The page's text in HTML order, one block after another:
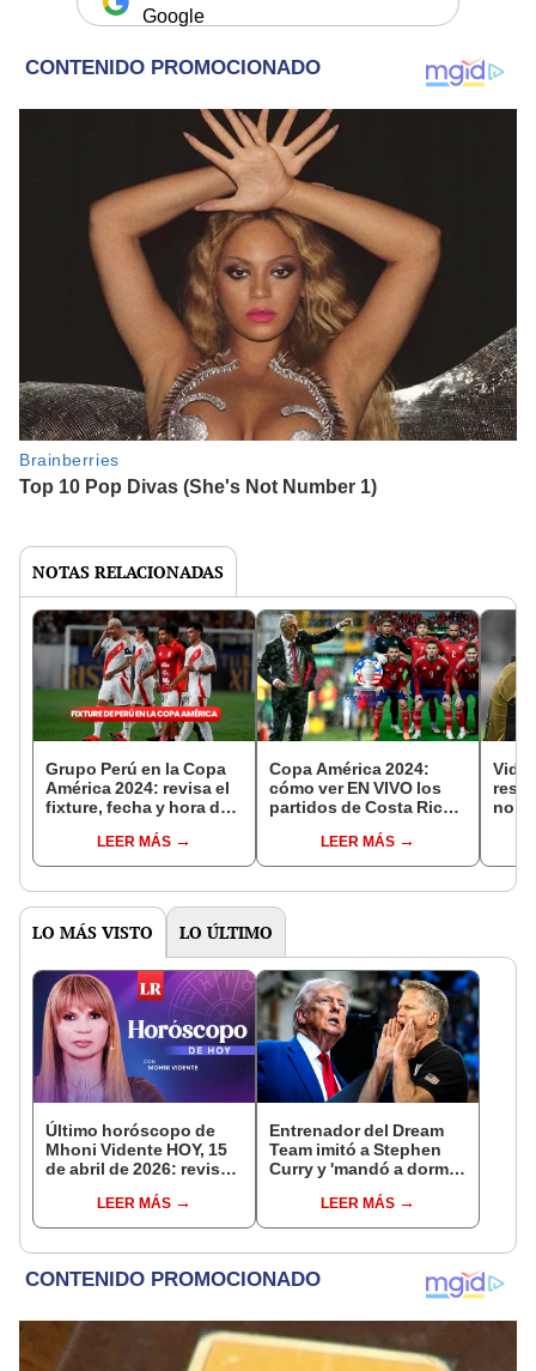
Google
NOTAS RELACIONADAS
Grupo Perú en la Copa
América 2024: revisa el
fixture, fecha y hora de
LEER MÁS
Copa América 2024:
cómo ver EN VIVO los
partidos de Costa Rica
LEER MÁS
no
LO MÁS VISTO LO ÚLTIMO
Último horóscopo de
Mhoni Vidente HOY, 15
de abril de 2026: revisa
signo y entérate si te
espera un día
LEER MÁS
Entrenador del Dream
Team imitó a Stephen
Curry y 'mandó a dormir'
Convención Nacional
Demócrata
LEER MÁS